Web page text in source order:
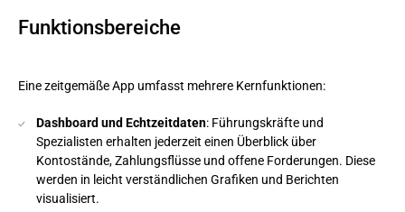
Funktionsbereiche
Eine zeitgemäße App umfasst mehrere Kernfunktionen:
Dashboard und Echtzeitdaten: Führungskräfte und
Spezialisten erhalten jederzeit einen Überblick über
Kontostände, Zahlungsflüsse und offene Forderungen. Diese
werden in leicht verständlichen Grafiken und Berichten
visualisiert.